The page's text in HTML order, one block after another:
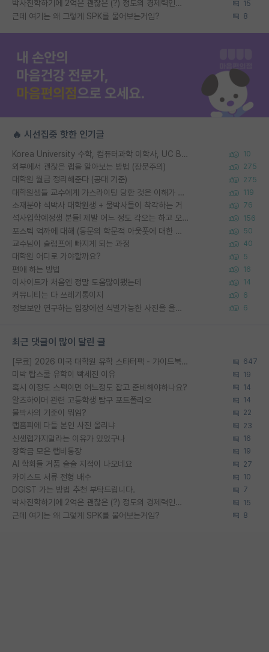
박사진학하기에 2억은 괜찮은 (?) 정도의 경제력인가요 15
근데 여기는 왜 그렇게 SPK를 물어보는거임? 8
🔥 시선집중 핫한 인기글
Korea University 수학, 컴퓨터과학 이학사, UC Berkeley 산업공학 대학원 공학박사가 되는 것은 쉽지 않겠죠? 10
외부에서 괜찮은 랩을 알아보는 방법 (장문주의) 275
대학원 월급 정리해준다 (공대 기준) 275
대학원생들 교수에게 가스라이팅 당한 것은 이해가 갑니다. 안타깝네요. 119
소재분야 석박사 대학원생 + 물박사들이 착각하는 거 76
석사입학예정생 분들! 제발 어느 정도 각오는 하고 오세요. 156
포스텍 억까에 대해 (동문의 학문적 아웃풋에 대한 반박) 50
교수님이 슬럼프에 빠지게 되는 과정 40
대학원 어디로 가야할까요? 5
편애 하는 방법 16
이사이트가 처음엔 정말 도움많이됐는데 14
커뮤니티는 다 쓰레기통이지 6
정보보안 연구하는 입장에선 식별가능한 사진을 올리는건 비추이긴함 6
최근 댓글이 많이 달린 글
[무료] 2026 미국 대학원 유학 스타터팩 - 가이드북 & 합격자 컨택메일 템플릿 647
미박 탑스쿨 유학이 빡세진 이유 19
혹시 이정도 스펙이면 어느정도 잡고 준비해야하나요? 14
알츠하이머 관련 고등학생 탐구 포트폴리오 14
물박사의 기준이 뭐임? 22
랩홈피에 다들 본인 사진 올리냐 23
신생랩가지말라는 이유가 있었구나 16
장학금 모은 랩비통장 19
AI 학회들 거품 슬슬 지적이 나오네요 27
카이스트 서류 전형 배수 10
DGIST 가는 방법 추천 부탁드립니다. 7
박사진학하기에 2억은 괜찮은 (?) 정도의 경제력인가요 15
근데 여기는 왜 그렇게 SPK를 물어보는거임? 8